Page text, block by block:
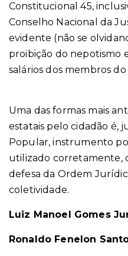
Constitucional 45,
Conselho Nacional da
evidente (não se
proibição do nepotismo
salários dos membros
Uma das formas mais
estatais pelo cidadão é,
Popular, instrumento
utilizado corretamente,
defesa da Ordem
coletividade.
Luiz Manoel Gomes
Ronaldo Fenelon